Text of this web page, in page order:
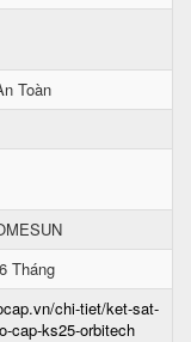
Toàn
Tháng
chi-tiet/ket-sat-
cap-ks25-orbitech